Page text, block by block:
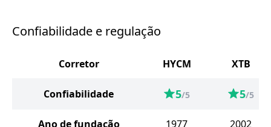
Confiabilidade e regulação
Corretor HYCM XTB
Confiabilidade 5/5 5/5
Ano de fundação 1977 2002